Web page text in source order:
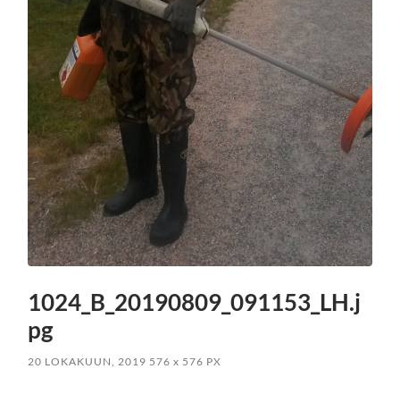
1024_B_20190809_091153_LH.j
pg
20 LOKAKUUN, 2019 576x 576 PX